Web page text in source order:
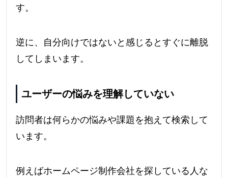
す。
逆に、自分向けではないと感じるとすぐに離脱
してしまいます。
ユーザーの悩みを理解していない
訪問者は何らかの悩みや課題を抱えて検索して
います。
例えばホームページ制作会社を探している人な